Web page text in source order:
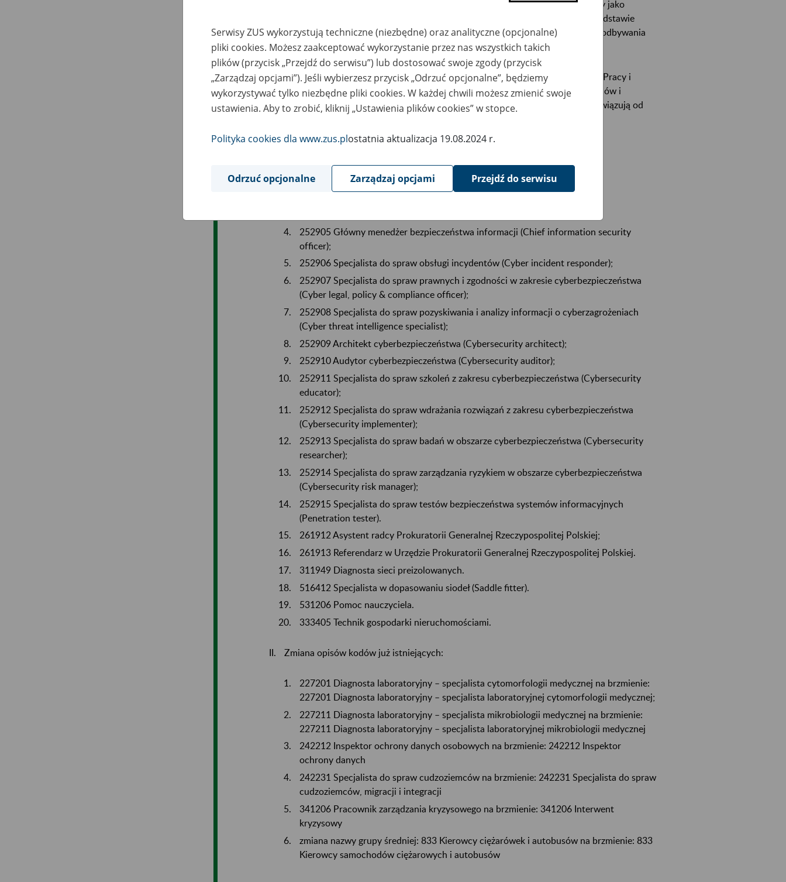
092100 - osoba niepełnosprawna zarejestrowana w powiatowym urzędzie pracy jako
poszukująca pracy niepozostająca w zatrudnieniu pobierająca stypendium na podstawie
ustawy z dnia 20 marca 2025 r. o rynku pracy i służbach zatrudnienia w okresie odbywania
szkolenia lub stażu, na które została skierowana przez powiatowy urząd pracy.
Zmianę opisu kodu zawodu wprowadzoną rozporządzeniem Ministra Rodziny, Pracy i
Polityki Społecznej z dnia 21 października 2025 r. w sprawie klasyfikacji zawodów i
specjalności na potrzeby rynku pracy (Dz. U. poz. 1534). Poniższe zmiany obowiązują od
134504 Kierownik praktycznej nauki zawodu.
252905 Główny menedżer bezpieczeństwa informacji (Chief information security
officer);
252906 Specjalista do spraw obsługi incydentów (Cyber incident responder);
252907 Specjalista do spraw prawnych i zgodności w zakresie cyberbezpieczeństwa
(Cyber legal, policy & compliance officer);
252908 Specjalista do spraw pozyskiwania i analizy informacji o cyberzagrożeniach
(Cyber threat intelligence specialist);
252909 Architekt cyberbezpieczeństwa (Cybersecurity architect);
252910 Audytor cyberbezpieczeństwa (Cybersecurity auditor);
252911 Specjalista do spraw szkoleń z zakresu cyberbezpieczeństwa (Cybersecurity
educator);
252912 Specjalista do spraw wdrażania rozwiązań z zakresu cyberbezpieczeństwa
(Cybersecurity implementer);
252913 Specjalista do spraw badań w obszarze cyberbezpieczeństwa (Cybersecurity
researcher);
252914 Specjalista do spraw zarządzania ryzykiem w obszarze cyberbezpieczeństwa
(Cybersecurity risk manager);
252915 Specjalista do spraw testów bezpieczeństwa systemów informacyjnych
(Penetration tester).
261912 Asystent radcy Prokuratorii Generalnej Rzeczypospolitej Polskiej;
261913 Referendarz w Urzędzie Prokuratorii Generalnej Rzeczypospolitej Polskiej.
311949 Diagnosta sieci preizolowanych.
516412 Specjalista w dopasowaniu siodeł (Saddle fitter).
531206 Pomoc nauczyciela.
333405 Technik gospodarki nieruchomościami.
Zmiana opisów kodów już istniejących:
227201 Diagnosta laboratoryjny – specjalista cytomorfologii medycznej na brzmienie:
227201 Diagnosta laboratoryjny – specjalista laboratoryjnej cytomorfologii medycznej;
227211 Diagnosta laboratoryjny – specjalista mikrobiologii medycznej na brzmienie:
227211 Diagnosta laboratoryjny – specjalista laboratoryjnej mikrobiologii medycznej
242212 Inspektor ochrony danych osobowych na brzmienie: 242212 Inspektor
ochrony danych
242231 Specjalista do spraw cudzoziemców na brzmienie: 242231 Specjalista do spraw
cudzoziemców, migracji i integracji
341206 Pracownik zarządzania kryzysowego na brzmienie: 341206 Interwent
kryzysowy
zmiana nazwy grupy średniej: 833 Kierowcy ciężarówek i autobusów na brzmienie: 833
Kierowcy samochodów ciężarowych i autobusów
Serwisy ZUS wykorzystują techniczne (niezbędne) oraz analityczne (opcjonalne)
pliki cookies. Możesz zaakceptować wykorzystanie przez nas wszystkich takich
plików (przycisk „Przejdź do serwisu”) lub dostosować swoje zgody (przycisk
„Zarządzaj opcjami”). Jeśli wybierzesz przycisk „Odrzuć opcjonalne”, będziemy
wykorzystywać tylko niezbędne pliki cookies. W każdej chwili możesz zmienić swoje
ustawienia. Aby to zrobić, kliknij „Ustawienia plików cookies” w stopce.
Polityka cookies dla www.zus.plostatnia aktualizacja 19.08.2024 r.
Odrzuć opcjonalne Zarządzaj opcjami Przejdź do serwisu